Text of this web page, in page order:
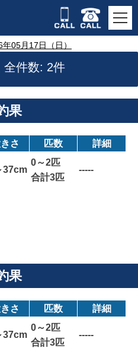
05月17日（日）
全件数: 2件
果
さ 匹数 詳細
37cm
0～2匹
合計3匹
-----
果
さ 匹数 詳細
37cm
0～2匹
合計3匹
-----